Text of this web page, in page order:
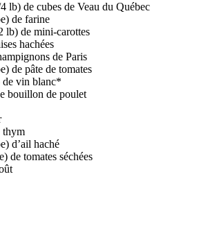
lb) de cubes de Veau du Québec
de farine
lb) de mini-carottes
hachées
de Paris
de pâte de tomates
de vin blanc*
bouillon de poulet
thym
d’ail haché
de tomates séchées